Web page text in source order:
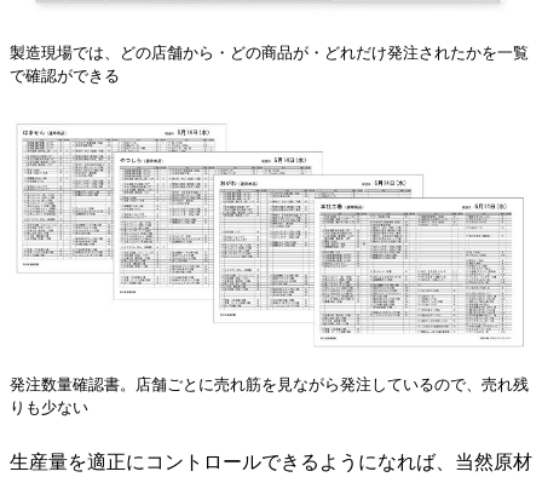
製造現場では、どの店舗から・どの商品が・どれだけ発注されたかを一覧
で確認ができる
発注数量確認書。店舗ごとに売れ筋を見ながら発注しているので、売れ残
りも少ない
生産量を適正にコントロールできるようになれば、当然原材